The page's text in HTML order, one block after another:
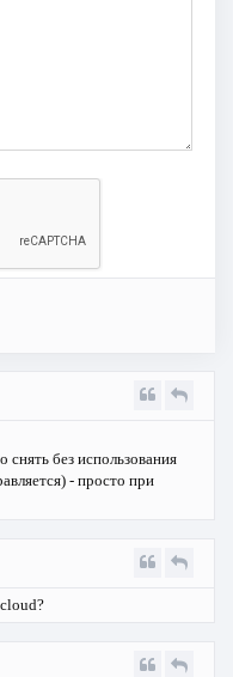
снять без использования
- просто при